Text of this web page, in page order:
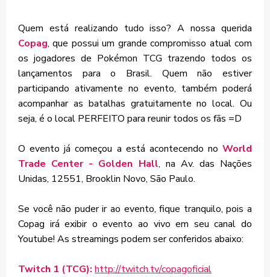
Quem está realizando tudo isso? A nossa querida
Copag, que possui um grande compromisso atual com
os jogadores de Pokémon TCG trazendo todos os
lançamentos para o Brasil. Quem não estiver
participando ativamente no evento, também poderá
acompanhar as batalhas gratuitamente no local. Ou
seja, é o local PERFEITO para reunir todos os fãs =D
O evento já começou a está acontecendo no World
Trade Center - Golden Hall, na Av. das Nações
Unidas, 12551, Brooklin Novo, São Paulo.
Se você não puder ir ao evento, fique tranquilo, pois a
Copag irá exibir o evento ao vivo em seu canal do
Youtube! As streamings podem ser conferidos abaixo:
Twitch 1 (TCG): http://twitch.tv/copagoficial